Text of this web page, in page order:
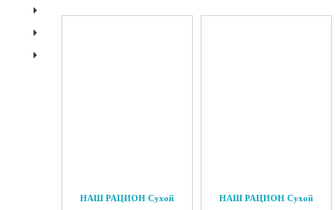
НАШ РАЦИОН Сухой НАШ РАЦИОН Сухой